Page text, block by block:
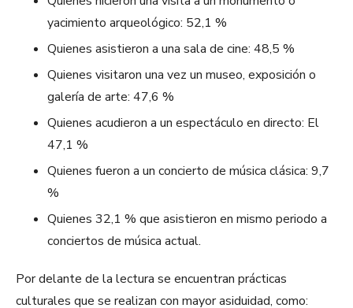
yacimiento arqueológico: 52,1 %
Quienes asistieron a una sala de cine: 48,5 %
Quienes visitaron una vez un museo, exposición o
galería de arte: 47,6 %
Quienes acudieron a un espectáculo en directo: El
47,1 %
Quienes fueron a un concierto de música clásica: 9,7
%
Quienes 32,1 % que asistieron en mismo periodo a
conciertos de música actual.
Por delante de la lectura se encuentran prácticas
culturales que se realizan con mayor asiduidad, como: